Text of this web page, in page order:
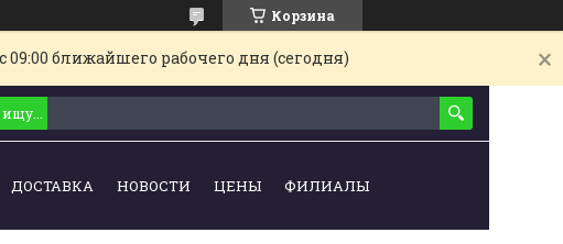
Корзина
ближайшего рабочего дня (сегодня)
ДОСТАВКА НОВОСТИ ЦЕНЫ ФИЛИАЛЫ